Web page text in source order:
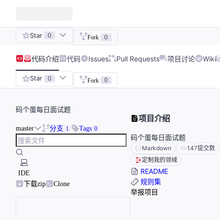
Star 0 Fork 0
代码介绍 代码 Issues Pull Requests 项目讨论 Wiki
Star 0 Fork 0
码个蛋每日面试题
master 分支 1 Tags 0
IDE
下载zip
Clone
项目介绍
码个蛋每日面试题
Markdown 147提交数
定制我的领域
README
规则集
举报项目